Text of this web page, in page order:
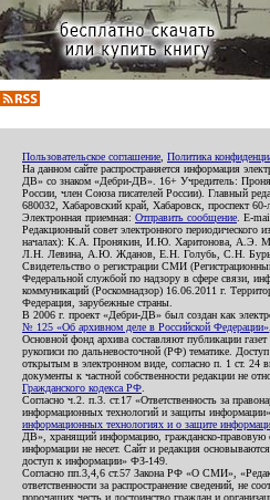
Пользовательское соглашение Политика
На данном сайте распространяется информация
ДВ» со знаком «Дебри-ДВ». 16+ Учредитель:
России, член Союза писателей России). Главный
680032, Хабаровский край, Хабаровск, проспект
Электронная приемная: Отправить сообщение . E-
Редакционный совет электронного
началах): К.А. Пронякин, И.Ю. Харитонова,
Л.Н. Левина, А.Ю. Жданов, Е.Н. Голубь, С.Н.
Свидетельство о регистрации СМИ
Федеральной службой по надзору в сфере связи,
коммуникаций (Роскомнадзор) 16.06.2011 г.
Федерация, зарубежные страны.
В 2006 г. проект «Дебри-ДВ» был создан как
№ 125 «Об архивном деле в Российской Федерации»
Основной фонд архива составляют публикации
рукописи по дальневосточной (РФ) тематике.
открытым в электронном виде, согласно п. 1 ст. 24
документы к частной собственности редакции не
Гражданского кодекса РФ
Согласно ч.2. п.3. ст.17 «Ответственность за
информационных технологий и защиты информации»
информационных технологиях и о защите
ДВ», хранящий информацию, гражданско-правовую
информации не несет. Сайт и редакция
доступ к информации» ФЗ-149.
Согласно пп.3,4,6 ст.57 Закона РФ «О СМИ»,
ответственности за распространение сведений, не
порочащих честь и достоинство граждан и